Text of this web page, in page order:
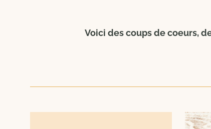
Voici des coups de coeurs,